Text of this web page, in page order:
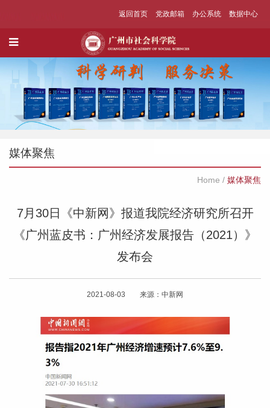
返回首页 党政邮箱 办公系统 数据中心
媒体聚焦
Home / 媒体聚焦
7月30日《中新网》报道我院经济研究所召开
《广州蓝皮书：广州经济发展报告（2021）》
发布会
2021-08-03 来源：中新网